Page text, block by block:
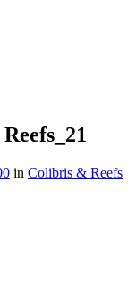
in Colibris & Reefs